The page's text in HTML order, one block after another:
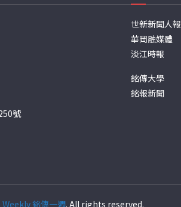
號
世新新聞人報
華岡融媒體
淡江時報
銘傳大學
銘報新聞
銘傳一週. All rights reserved.